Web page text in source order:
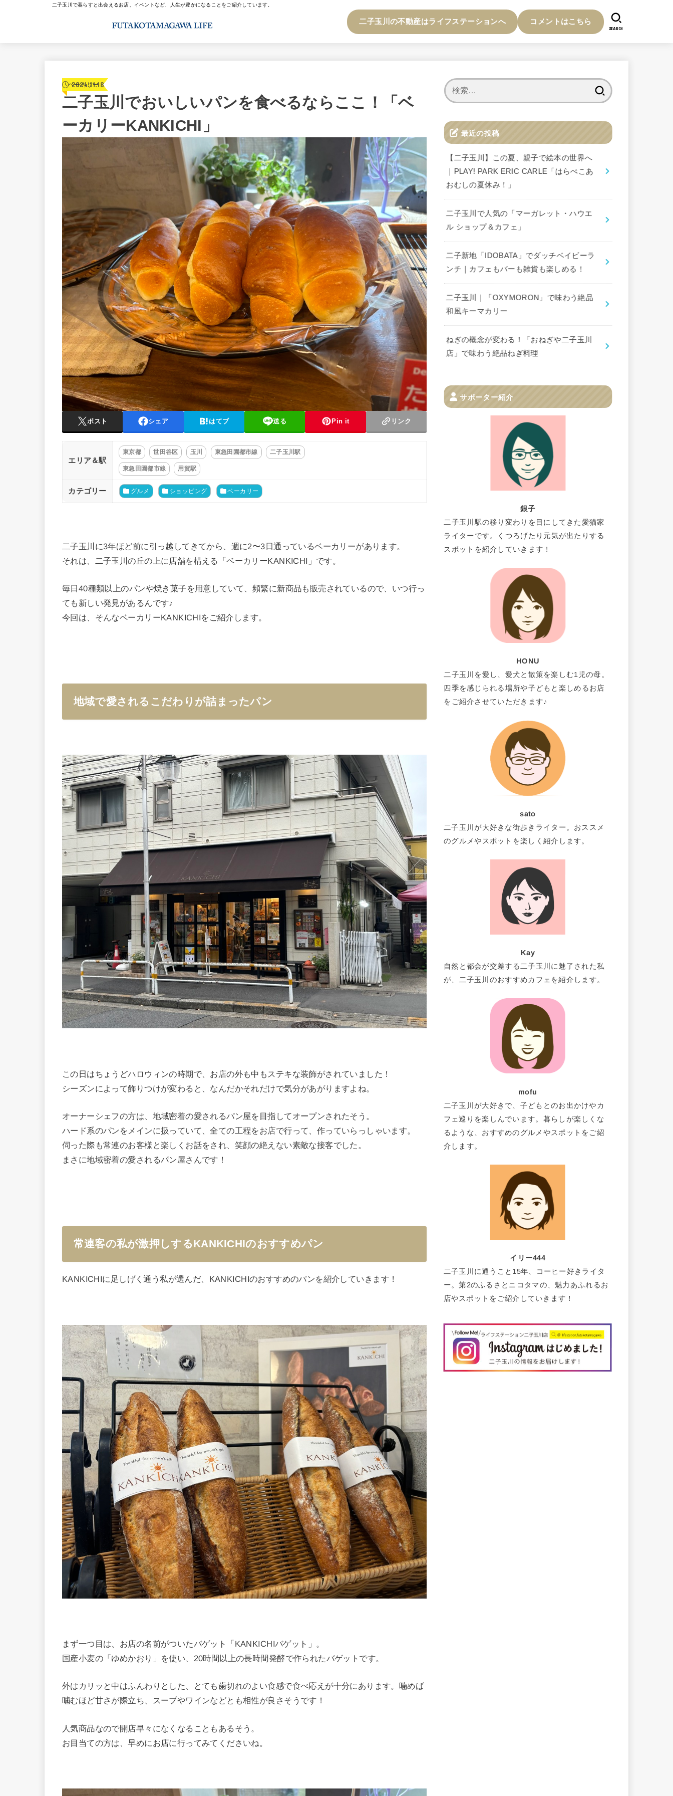
二子玉川で暮らすと出会えるお店、イベントなど、人生が豊かになることをご紹介しています。
二子玉川の不動産はライフステーションへ コメントはこちら
SEARCH
ベーカリー
2024.11.18
二子玉川でおいしいパンを食べるならここ！「ベ
ーカリーKANKICHI」
ポスト シェア はてブ 送る Pin it リンク
エリア＆駅
東京都 世田谷区 玉川 東急田園都市線 二子玉川駅
東急田園都市線 用賀駅
カテゴリー グルメ ショッピング ベーカリー
二子玉川に3年ほど前に引っ越してきてから、週に2〜3日通っているベーカリーがあります。
それは、二子玉川の丘の上に店舗を構える「ベーカリーKANKICHI」です。
毎日40種類以上のパンや焼き菓子を用意していて、頻繁に新商品も販売されているので、いつ行っ
ても新しい発見があるんです♪
今回は、そんなベーカリーKANKICHIをご紹介します。
地域で愛されるこだわりが詰まったパン
この日はちょうどハロウィンの時期で、お店の外も中もステキな装飾がされていました！
シーズンによって飾りつけが変わると、なんだかそれだけで気分があがりますよね。
オーナーシェフの方は、地域密着の愛されるパン屋を目指してオープンされたそう。
ハード系のパンをメインに扱っていて、全ての工程をお店で行って、作っていらっしゃいます。
伺った際も常連のお客様と楽しくお話をされ、笑顔の絶えない素敵な接客でした。
まさに地域密着の愛されるパン屋さんです！
常連客の私が激押しするKANKICHIのおすすめパン
KANKICHIに足しげく通う私が選んだ、KANKICHIのおすすめのパンを紹介していきます！
まず一つ目は、お店の名前がついたバゲット「KANKICHIバゲット」。
国産小麦の「ゆめかおり」を使い、20時間以上の長時間発酵で作られたバゲットです。
外はカリッと中はふんわりとした、とても歯切れのよい食感で食べ応えが十分にあります。噛めば
噛むほど甘さが際立ち、スープやワインなどとも相性が良さそうです！
人気商品なので開店早々になくなることもあるそう。
お目当ての方は、早めにお店に行ってみてくださいね。
最近の投稿
【二子玉川】この夏、親子で絵本の世界へ
｜PLAY! PARK ERIC CARLE「はらぺこあ
おむしの夏休み！」
二子玉川で人気の「マーガレット・ハウエ
ル ショップ＆カフェ」
二子新地「IDOBATA」でダッチベイビーラ
ンチ｜カフェもバーも雑貨も楽しめる！
二子玉川｜「OXYMORON」で味わう絶品
和風キーマカリー
ねぎの概念が変わる！「おねぎや二子玉川
店」で味わう絶品ねぎ料理
サポーター紹介
銀子
二子玉川駅の移り変わりを目にしてきた愛猫家
ライターです。くつろげたり元気が出たりする
スポットを紹介していきます！
HONU
二子玉川を愛し、愛犬と散策を楽しむ1児の母。
四季を感じられる場所や子どもと楽しめるお店
をご紹介させていただきます♪
sato
二子玉川が大好きな街歩きライター。おススメ
のグルメやスポットを楽しく紹介します。
Kay
自然と都会が交差する二子玉川に魅了された私
が、二子玉川のおすすめカフェを紹介します。
mofu
二子玉川が大好きで、子どもとのお出かけやカ
フェ巡りを楽しんでいます。暮らしが楽しくな
るような、おすすめのグルメやスポットをご紹
介します。
イリー444
二子玉川に通うこと15年、コーヒー好きライタ
ー。第2のふるさとニコタマの、魅力あふれるお
店やスポットをご紹介していきます！